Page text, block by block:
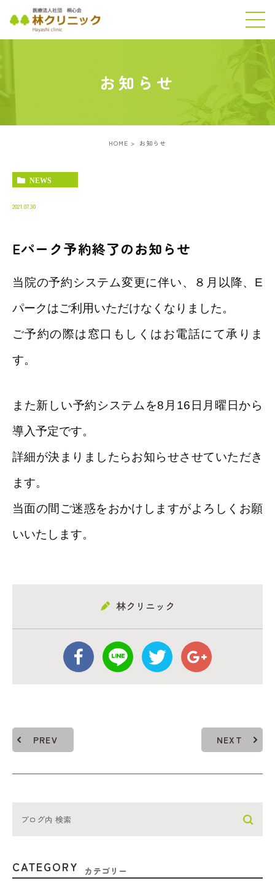
お知らせ
HOME お知らせ
NEWS
2021.07.30
Eパーク予約終了のお知らせ
当院の予約システム変更に伴い、８月以降、E
パークはご利用いただけなくなりました。
ご予約の際は窓口もしくはお電話にて承りま
す。
また新しい予約システムを8月16日月曜日から
導入予定です。
詳細が決まりましたらお知らせさせていただき
ます。
当面の間ご迷惑をおかけしますがよろしくお願
いいたします。
林クリニック
PREV NEXT
CATEGORY カテゴリー